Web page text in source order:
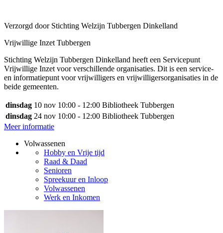
Verzorgd door Stichting Welzijn Tubbergen Dinkelland
Vrijwillige Inzet Tubbergen
Stichting Welzijn Tubbergen Dinkelland heeft een Servicepunt
Vrijwillige Inzet voor verschillende organisaties. Dit is een service-
en informatiepunt voor vrijwilligers en vrijwilligersorganisaties in de
beide gemeenten.
dinsdag 10 nov 10:00 - 12:00 Bibliotheek Tubbergen
dinsdag 24 nov 10:00 - 12:00 Bibliotheek Tubbergen
Meer informatie
Volwassenen
Hobby en Vrije tijd
Raad & Daad
Senioren
Spreekuur en Inloop
Volwassenen
Werk en Inkomen